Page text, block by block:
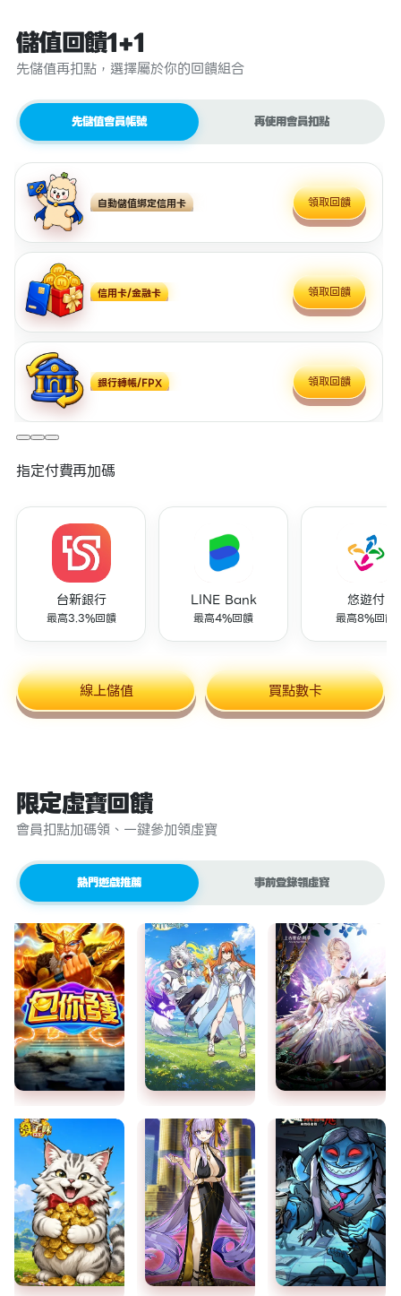
儲值回饋1+1
先儲值再扣點，選擇屬於你的回饋組合
先儲值會員帳號 再使用會員扣點
自動儲值綁定信用卡 領取回饋
信用卡/金融卡 領取回饋
銀行轉帳/FPX 領取回饋
指定付費再加碼
台新銀行
最高3.3%回饋
LINE Bank
最高4%回饋
悠遊付
最高8%回饋
線上儲值 買點數卡
限定虛寶回饋
會員扣點加碼領、一鍵參加領虛寶
熱門遊戲推薦 事前登錄領虛寶